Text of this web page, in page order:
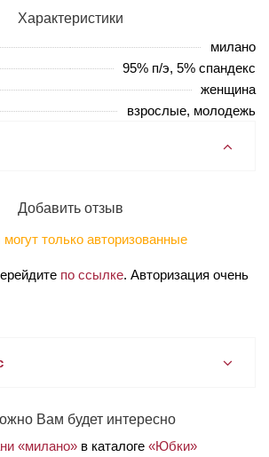
Характеристики
милано
95% п/э, 5% спандекс
женщина
взрослые, молодежь
Добавить отзыв
только авторизованные
по ссылке. Авторизация очень
Вам будет интересно
«милано» в каталоге «Юбки»